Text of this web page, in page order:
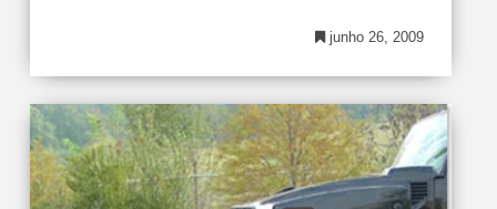
junho 26, 2009